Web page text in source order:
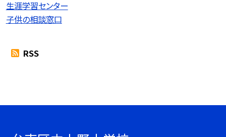
生涯学習センター
子供の相談窓口
RSS